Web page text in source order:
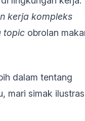
kerja kompleks
topic obrolan
dalam tentang
mari simak